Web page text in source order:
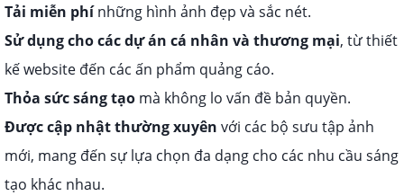
Tải miễn phínhững hình ảnh đẹp và sắc nét.
Sử dụng cho các dự án cá nhân và thương mại, từ thiết
kế website đến các ấn phẩm quảng cáo.
Thỏa sức sáng tạo mà không lo vấn đề bản quyền.
Được cập nhật thường xuyên với các bộ sưu tập ảnh
mới, mang đến sự lựa chọn đa dạng cho các nhu cầu sáng
tạo khác nhau.